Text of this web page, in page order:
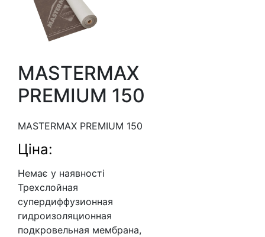
MASTERMAX
PREMIUM 150
MASTERMAX PREMIUM 150
Ціна:
Немає у наявності
Трехслойная
супердиффузионная
гидроизоляционная
подкровельная мембрана,